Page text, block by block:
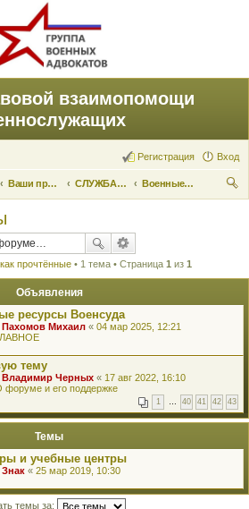
взаимопомощи
Вход
Регистрация
Ваши права и их реализация СЛУЖБА ПО ПРИЗЫВУ
Военные кафедры
прочтённые• 1 тема • Страница 1 из 1
Объявления
ресурсы Военсуда
Пахомов Михаил « 04 мар 2025, 12:21
тему
Владимир Черных « 17 авг 2022, 16:10
форуме и его поддержке
1 … 40 41 42 43
Темы
и учебные центры
Знак « 25 мар 2019, 10:30
темы за: